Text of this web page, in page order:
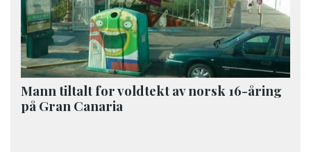
Mann tiltalt for voldtekt av norsk 16-åring
på Gran Canaria